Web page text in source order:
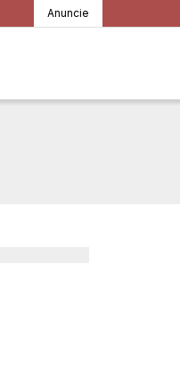
Anuncie